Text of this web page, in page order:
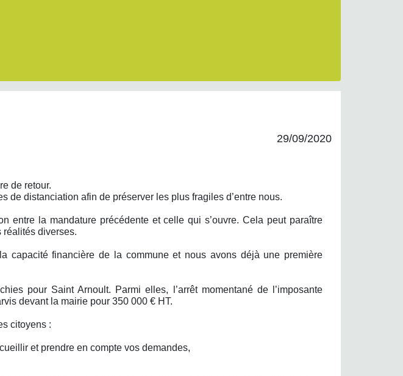
29/09/2020
de retour.
de distanciation afin de préserver les plus fragiles d’entre nous.
entre la mandature précédente et celle qui s’ouvre. Cela peut paraître
réalités diverses.
capacité financière de la commune et nous avons déjà une première
pour Saint Arnoult. Parmi elles, l’arrêt momentané de l’imposante
devant la mairie pour 350 000 € HT.
citoyens :
et prendre en compte vos demandes,